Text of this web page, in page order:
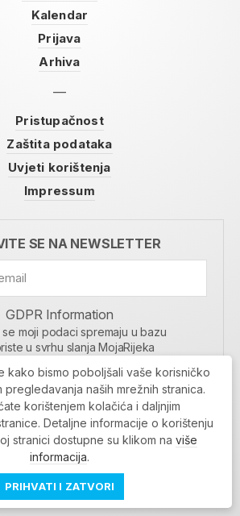
Kalendar
Prijava
Arhiva
Pristupačnost
Zaštita podataka
Uvjeti korištenja
Impressum
SE NA NEWSLETTER
GDPR Information
moji podaci spremaju u bazu
u svrhu slanja MojaRijeka
NEWSLETTER
PRIJAVI SE
Povratak na vrh
kako bismo poboljšali vaše korisničko
pregledavanja naših mrežnih stranica.
korištenjem kolačića i daljnjim
Detaljne informacije o korištenju
stranici dostupne su klikom na više
informacija.
PRIHVATI I ZATVORI